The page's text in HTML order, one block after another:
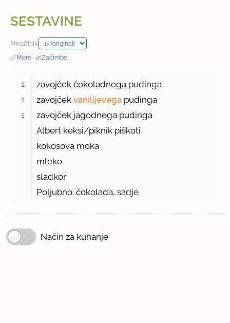
SESTAVINE
Množilnik:
📏Mere · 🌿Začimbe
1 zavojček čokoladnega pudinga
1 zavojčekvanilijevega pudinga
1
zavojček jagodnega pudinga
Albert keksi/piknik piškoti
kokosova moka
mleko
sladkor
Poljubno: čokolada, sadje
Način za kuhanje